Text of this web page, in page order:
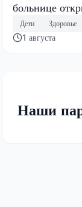
больнице
Дети Здоровье
1 августа
Наши